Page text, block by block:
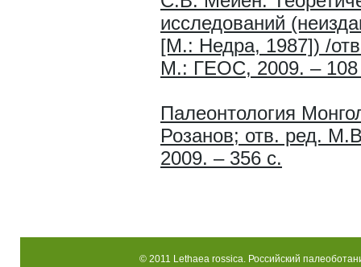
исследований
[М.: Недра, 1987]) /
М.: ГЕОС, 2009. – 108
Палеонтология
Розанов; отв. ред.
2009. – 356 с.
© 2011 Lethaea rossica. Российский